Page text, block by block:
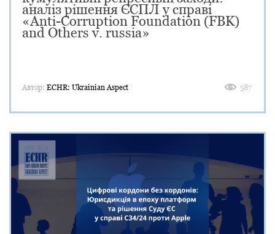
аналіз рішення ЄСПЛ у справі
«Anti-Corruption Foundation (FBK)
and Others v. russia»
Автор: ECHR: Ukrainian Aspect 587